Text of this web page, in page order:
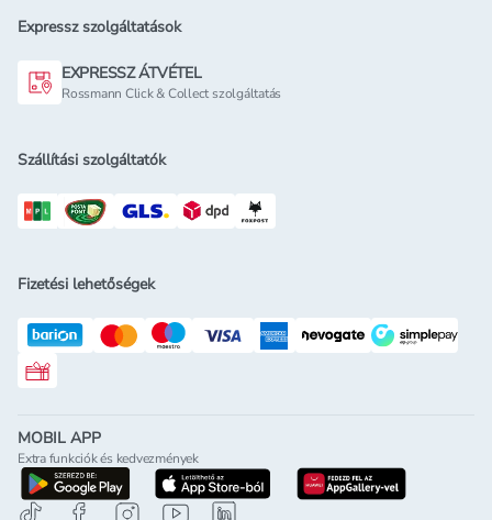
Expressz szolgáltatások
EXPRESSZ ÁTVÉTEL
Rossmann Click & Collect szolgáltatás
Szállítási szolgáltatók
Fizetési lehetőségek
Rossmann ajándékkártya
MOBIL APP
Extra funkciók és kedvezmények
letöltés a google-play-rölletöltés az app-store-ból
letöltés